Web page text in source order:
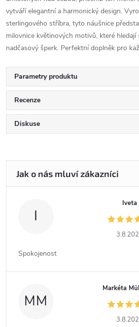
vytváří elegantní a harmonický design.
sterlingového stříbra, tyto náušnice
milovnice květinových motivů, které
nadčasový šperk. Perfektní doplněk pro
Parametry produktu
Recenze
Diskuse
I
Iveta
Spokojenost
MM
Markéta